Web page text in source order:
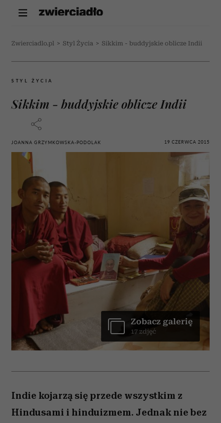
Zwierciadlo.pl > Styl Życia > Sikkim - buddyjskie oblicze Indii
STYL ŻYCIA
Sikkim - buddyjskie oblicze Indii
JOANNA GRZYMKOWSKA-PODOLAK 19 CZERWCA 2015
Zobacz galerię
17 zdjęć
Indie kojarzą się przede wszystkim z
Hindusami i hinduizmem. Jednak nie bez